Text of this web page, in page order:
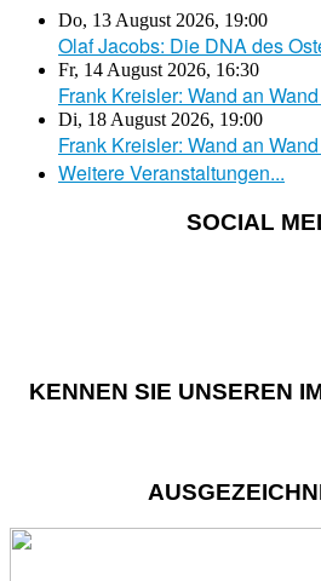
Do, 13 August 2026, 19:00
Olaf Jacobs: Die DNA des
Fr, 14 August 2026, 16:30
Frank Kreisler: Wand an
Di, 18 August 2026, 19:00
Frank Kreisler: Wand an
Weitere Veranstaltungen...
SOCIAL
KENNEN SIE UNSEREN